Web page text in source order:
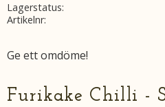
Lagerstatus
Artikelnr
Ge ett omdöme!
Furikake Chilli -